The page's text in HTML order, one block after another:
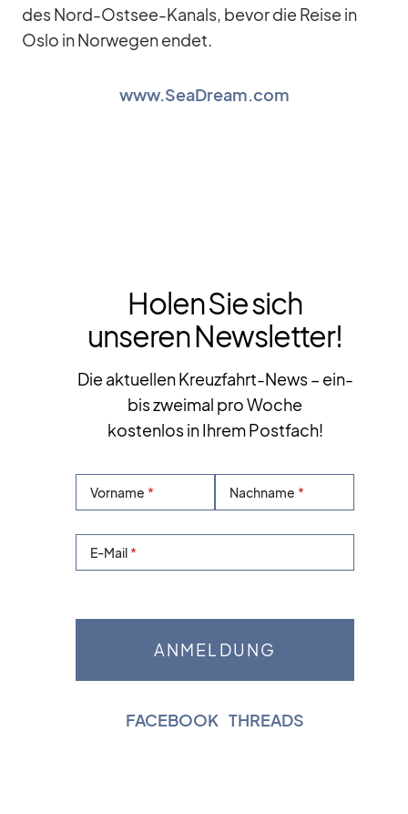
des Nord-Ost­see-Ka­nals, be­vor die Reise in
Oslo in Nor­we­gen en­det.
www.SeaDream.com
Holen Sie sich
unseren Newsletter!
Die aktuellen Kreuzfahrt-News – ein-
bis zweimal pro Woche
kostenlos in Ihrem Postfach!
Vorname Nachname
E-Mail
FACEBOOK THREADS